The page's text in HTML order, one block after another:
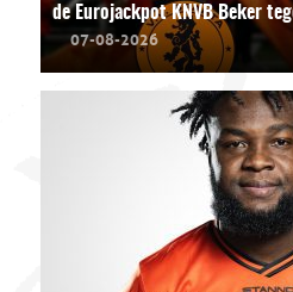
de Eurojackpot KNVB Beker
07-08-2026